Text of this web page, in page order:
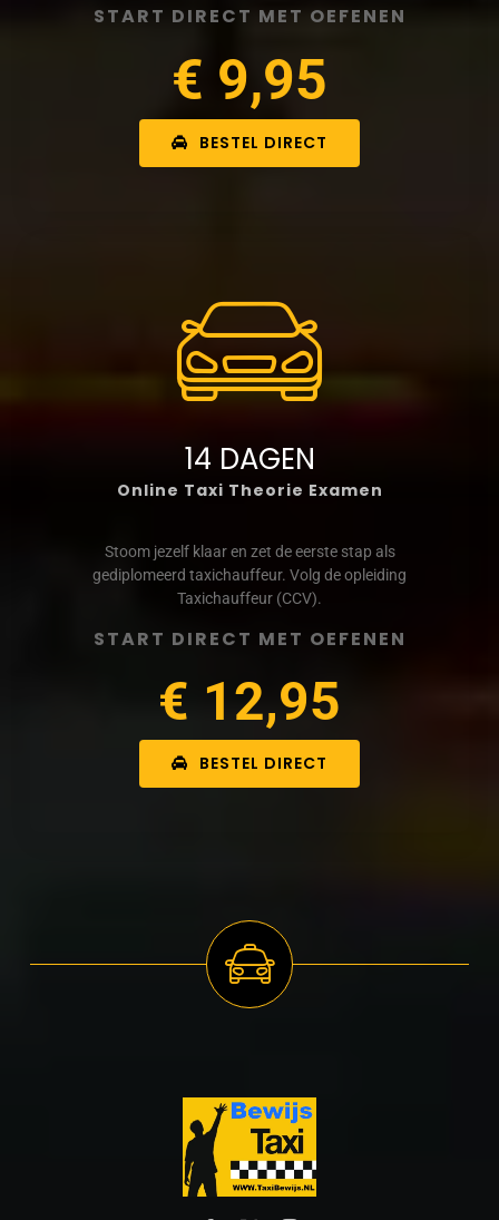
START DIRECT MET OEFENEN
€ 9,95
BESTEL DIRECT
14 DAGEN
Online Taxi Theorie Examen
Stoom jezelf klaar en zet de eerste stap als
gediplomeerd taxichauffeur. Volg de opleiding
Taxichauffeur (CCV).
START DIRECT MET OEFENEN
€ 12,95
BESTEL DIRECT